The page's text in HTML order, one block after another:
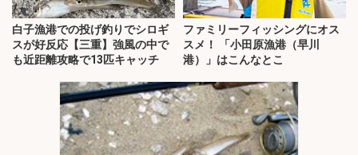
白子漁港での投げ釣りでシロギ
スが好反応【三重】強風の中で
も近距離攻略で13匹キャッチ
ファミリーフィッシングにオス
スメ！ 「小田原漁港（早川
港）」はこんなとこ